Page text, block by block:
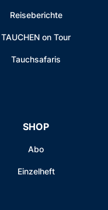
Reiseberichte
TAUCHEN on Tour
Tauchsafaris
SHOP
Abo
Einzelheft